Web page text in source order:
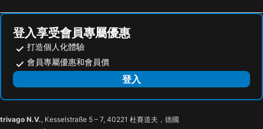
登入享受會員專屬優惠
打造個人化體驗
會員專屬優惠和會員價
登入
trivago N.V., Kesselstraße 5 – 7, 40221 杜賽道夫，德國